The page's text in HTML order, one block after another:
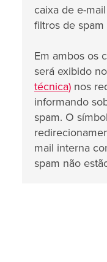
caixa de e-
filtros de spam
Em ambos os
será exibido no
técnica) nos
informando
spam. O
mail interna
spam não